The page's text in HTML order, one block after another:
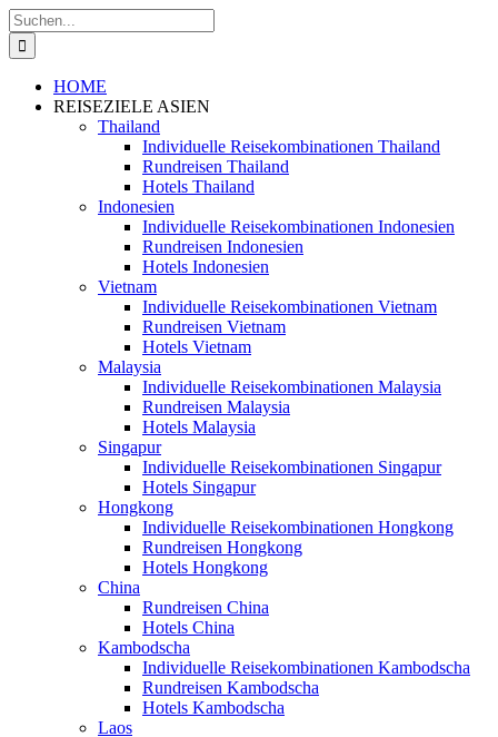
Zum
Inhalt
springen
Suche
nach:
HOME
REISEZIELE ASIEN
Thailand
Individuelle Reisekombinationen Thailand
Rundreisen Thailand
Hotels Thailand
Indonesien
Individuelle Reisekombinationen Indonesien
Rundreisen Indonesien
Hotels Indonesien
Vietnam
Individuelle Reisekombinationen Vietnam
Rundreisen Vietnam
Hotels Vietnam
Malaysia
Individuelle Reisekombinationen Malaysia
Rundreisen Malaysia
Hotels Malaysia
Singapur
Individuelle Reisekombinationen Singapur
Hotels Singapur
Hongkong
Individuelle Reisekombinationen Hongkong
Rundreisen Hongkong
Hotels Hongkong
China
Rundreisen China
Hotels China
Kambodscha
Individuelle Reisekombinationen Kambodscha
Rundreisen Kambodscha
Hotels Kambodscha
Laos